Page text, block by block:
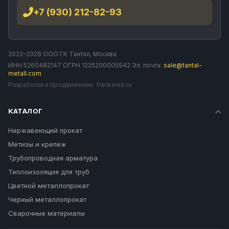
+7 (930) 212-82-93
2022–2026 ООО ГК Тантал, Москва
ИНН 5260482147 ОГРН 1225200005942 Эл. почта: sale@tantal-
metall.com
Разработка и продвижение: frankweb.ru
КАТАЛОГ
Нержавеющий прокат
Метизы и крепеж
Трубопроводная арматура
Теплоизоляция для труб
Цветной металлопрокат
Черный металлопрокат
Сварочные материалы